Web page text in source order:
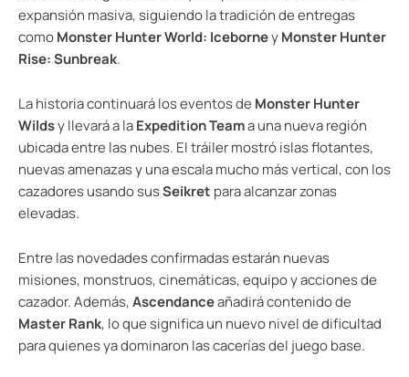
expansión masiva, siguiendo la tradición de entregas
comoMonster Hunter World: IceborneyMonster Hunter
Rise: Sunbreak.
La historia continuará los eventos de Monster Hunter
Wildsy llevará a laExpedition Teama una nueva región
ubicada entre las nubes. El tráiler mostró islas flotantes,
nuevas amenazas y una escala mucho más vertical, con los
cazadores usando susSeikret para alcanzar zonas
elevadas.
Entre las novedades confirmadas estarán nuevas
misiones, monstruos, cinemáticas, equipo y acciones de
cazador. Además,Ascendanceañadirá contenido de
Master Rank, lo que significa un nuevo nivel de dificultad
para quienes ya dominaron las cacerías del juego base.